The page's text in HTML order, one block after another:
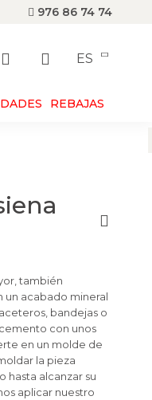
976 86 74 74
ES
REBAJAS
también
un acabado mineral
bandejas o
con unos
en un molde de
la pieza
hasta alcanzar su
aplicar nuestro